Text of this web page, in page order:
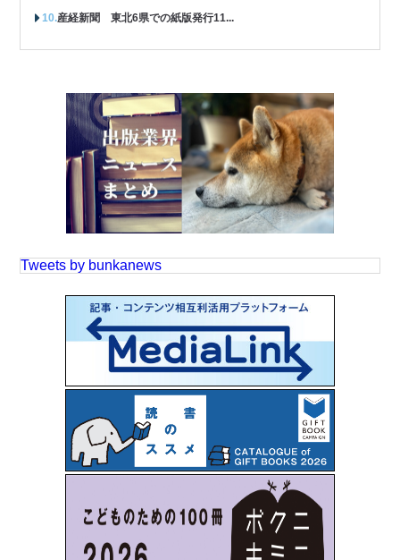
産経新聞 東北6県での紙版発行11...
Tweets by bunkanews